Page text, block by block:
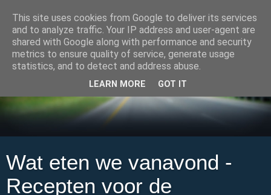
Wat eten we vanavond -
Recepten voor de
This site uses cookies from Google to deliver its services
and to analyze traffic. Your IP address and user-agent are
shared with Google along with performance and security
metrics to ensure quality of service, generate usage
statistics, and to detect and address abuse.
LEARN MORE GOT IT